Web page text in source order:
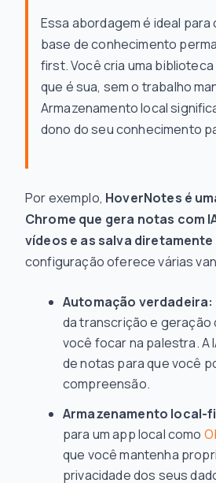
Essa abordagem é ideal para
base de conhecimento
first. Você cria uma
que é sua, sem o trabalho
Armazenamento local
dono do seu conhecimento
Por exemplo, HoverNotes é
Chrome que gera notas com
vídeos e as salva diretamente
configuração oferece várias
Automação verdadeira:
da transcrição e geração
você focar na palestra. A
de notas para que você
compreensão.
Armazenamento local-
para um app local como
que você mantenha
privacidade dos seus